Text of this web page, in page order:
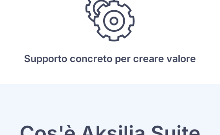
Supporto concreto per creare valore